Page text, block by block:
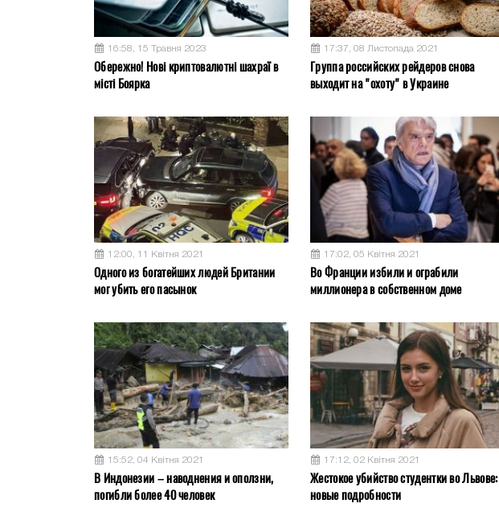
16:58, 15 Травня 2023
Обережно! Нові криптовалютні шахраї в
місті Боярка
17:37, 08 Листопада 2021
Группа российских рейдеров снова
выходит на "охоту" в Украине
12:00, 11 Квітня 2021
Одного из богатейших людей Британии
мог убить его пасынок
17:02, 05 Квітня 2021
Во Франции избили и ограбили
миллионера в собственном доме
15:52, 04 Квітня 2021
В Индонезии – наводнения и оползни,
погибли более 40 человек
17:12, 02 Квітня 2021
Жестокое убийство студентки во Львове:
новые подробности